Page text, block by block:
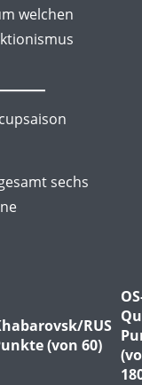
welchen
sechs
RUS
(von 60)